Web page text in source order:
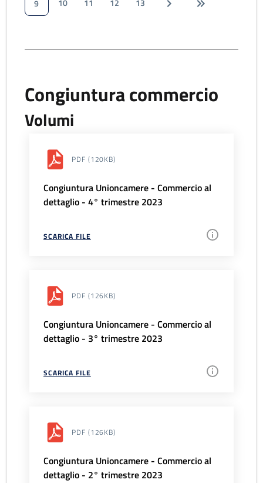
9
10 11 12 13
Congiuntura commercio
Volumi
PDF (120KB)
Congiuntura Unioncamere - Commercio al
dettaglio - 4° trimestre 2023
SCARICA FILE
PDF (126KB)
Congiuntura Unioncamere - Commercio al
dettaglio - 3° trimestre 2023
SCARICA FILE
PDF (126KB)
Congiuntura Unioncamere - Commercio al
dettaglio - 2° trimestre 2023